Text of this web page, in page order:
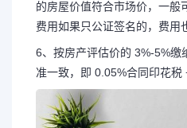
的房屋价值符合市场价，一般
费用如果只公证签名的，费用
6、按房产评估价的 3%-5%缴
准一致，即 0.05%合同印花税